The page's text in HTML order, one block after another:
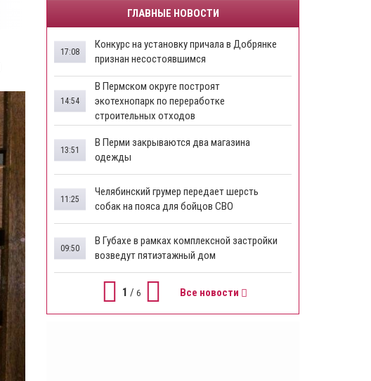
ГЛАВНЫЕ НОВОСТИ
Конкурс на установку причала в Добрянке
признан несостоявшимся
17:08
В Пермском округе построят
экотехнопарк по переработке
строительных отходов
14:54
В Перми закрываются два магазина
одежды
13:51
Челябинский грумер передает шерсть
собак на пояса для бойцов СВО
11:25
В Губахе в рамках комплексной застройки
возведут пятиэтажный дом
09:50
1 / 6 Все новости